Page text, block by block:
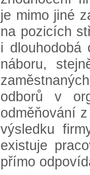
je mimo jiné
na pozicích
i dlouhodobá
náboru,
odborů v
odměňování
výsledku
existuje
přímo